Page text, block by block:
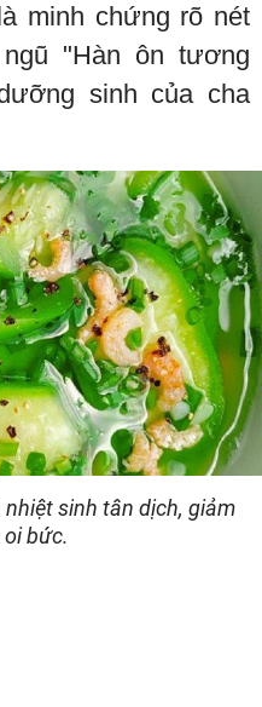
minh chứng rõ nét
"Hàn ôn tương
sinh của cha
sinh tân dịch, giảm
bức.